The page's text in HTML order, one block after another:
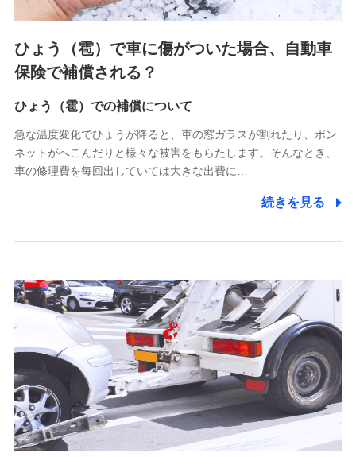
上記に係る連絡・手続き・管理等付帯業務を行うため
4.家族・友達紹介にて取得した個人情報
被紹介者への連絡、及び当社と取引のあるもしくは委託を受
けている保険会社・提携会社の保険その他に関する情報を提
供し、金融商品等の契約を勧奨するため
アンケートやキャンペーン等の実施のため
上記に係る連絡・手続き・管理等付帯業務を行うため
5.通話録音にて取得する情報
7.社員（従業者）の個人情報
人事･勤怠･健康・労務等の管理、給与支給、福利厚生・採用
退職関連処理等の各種手続きのため、当社と従業員または従
業員同士の連絡のため
8.取引先個人情報
取引先としての選定業務、営業情報の提供業務、契約締結手
続き業務、取引管理業務、およびこれらに準ずる業務の遂行
のため
ひょう（雹）で車に傷がついた場合、自動車
保険で補償される？
ひょう（雹）での補償について
急な温度変化でひょうが降ると、車の窓ガラスが割れたり、ボン
ネットがへこんだりと様々な被害をもらたします。そんなとき、
車の修理費を毎回出していては大きな出費に…
続きを見る